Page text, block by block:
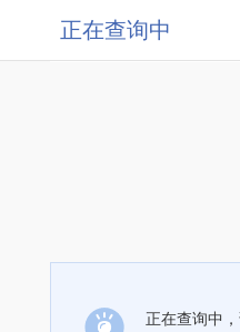
正在查询中
正在查询中